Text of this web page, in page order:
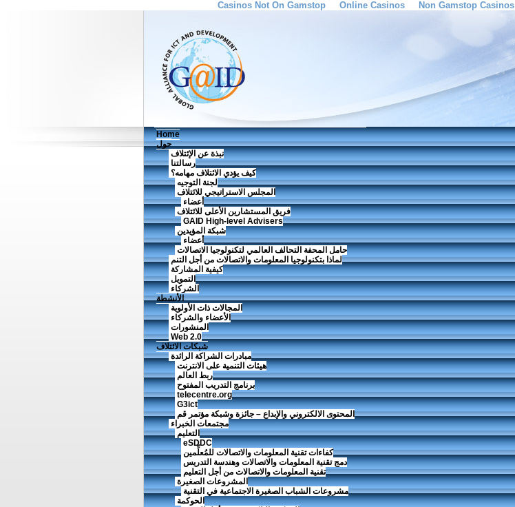
Casinos Not On Gamstop Online Casinos Non Gamstop Casinos
Home
حول
نبذة عن الإئتلاف
رسالتنا
كيف يؤدي الائتلاف مهامه؟
لجنة التوجيه
المجلس الاستراتيجي للائتلاف
أعضاء
فريق المستشارين الأعلى للائتلاف
GAID High-level Advisers
شبكة المؤيدين
أعضاء
حامل المحفة التحالف العالمي لتكنولوجيا الاتصالات
لماذا بتكنولوجيا المعلومات والاتصالات من أجل التنم
كيفية المشاركة
التمويل
الشركاء
الأنشطة
المجالات ذات الأولوية
الأعضاء والشركاء
المنشورات
Web 2.0
شبكات الائتلاف
مبادرات الشراكة الرائدة
هيئات التنمية على الانترنت
ربط العالم
برنامج التدريب المفتوح
telecentre.org
G3ict
المحتوى الالكتروني والإبداع – جائزة وشبكة مؤتمر قم
مجتمعات الخبراء
التعليم
eSDDC
كفاءات تقنية المعلومات والاتصالات للمُعلِّمين
دمج تقنية المعلومات والاتصالات وهندسة التدريس
تقنية المعلومات والاتصالات من أجل التعليم
المشروعات الصغيرة
مشروعات الشباب الصغيرة الاجتماعية في التقنية
الحوكمة